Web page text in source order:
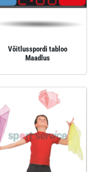
Võitlusspordi tabloo
Maadlus